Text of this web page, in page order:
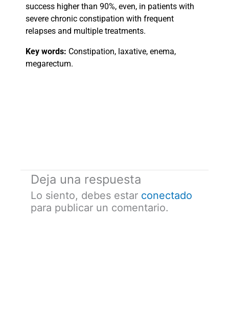
success higher than 90%, even, in patients with
severe chronic constipation with frequent
relapses and multiple treatments.
Key words: Constipation, laxative, enema,
megarectum.
Deja una respuesta
Lo siento, debes estar conectado
para publicar un comentario.